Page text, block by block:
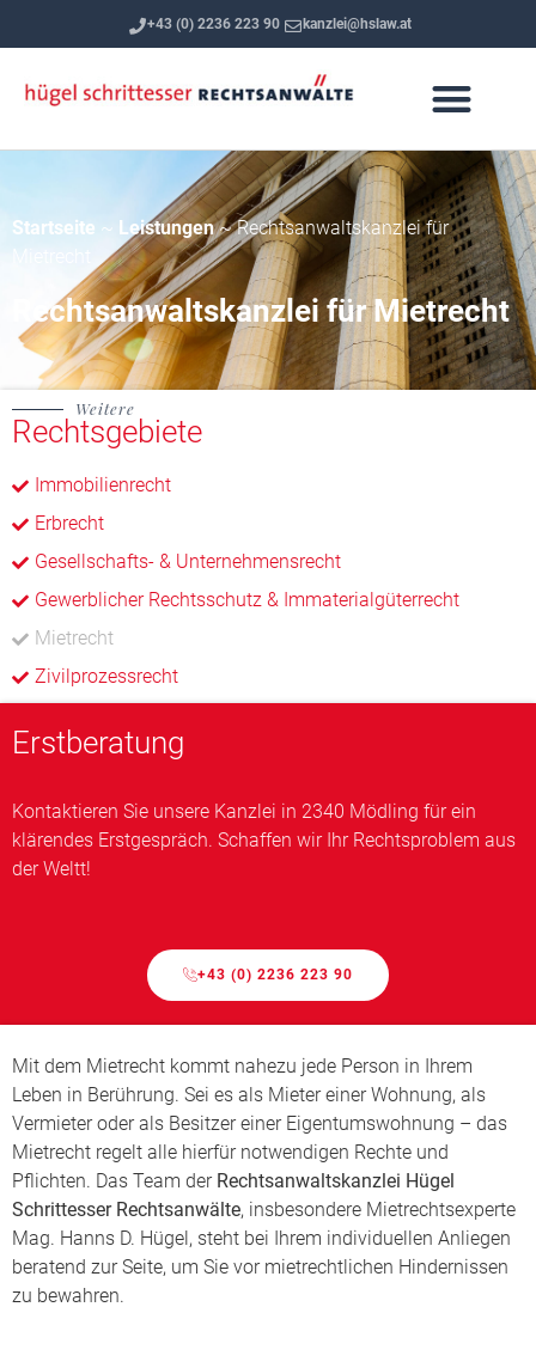
+43 (0) 2236 223 90 kanzlei@hslaw.at
Startseite ~ Leistungen~Rechtsanwaltskanzlei für
Mietrecht
Rechtsanwaltskanzlei für Mietrecht
Weitere
Rechtsgebiete
Immobilienrecht
Erbrecht
Gesellschafts- & Unternehmensrecht
Gewerblicher Rechtsschutz & Immaterialgüterrecht
Mietrecht
Zivilprozessrecht
Erstberatung
Kontaktieren Sie unsere Kanzlei in 2340 Mödling für ein
klärendes Erstgespräch. Schaffen wir Ihr Rechtsproblem aus
der Weltt!
+43 (0) 2236 223 90
Mit dem Mietrecht kommt nahezu jede Person in Ihrem
Leben in Berührung. Sei es als Mieter einer Wohnung, als
Vermieter oder als Besitzer einer Eigentumswohnung – das
Mietrecht regelt alle hierfür notwendigen Rechte und
Pflichten. Das Team der Rechtsanwaltskanzlei Hügel
Schrittesser Rechtsanwälte, insbesondere Mietrechtsexperte
Mag. Hanns D. Hügel, steht bei Ihrem individuellen Anliegen
beratend zur Seite, um Sie vor mietrechtlichen Hindernissen
zu bewahren.